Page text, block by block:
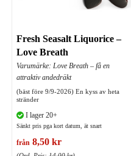
Fresh Seasalt Liquorice –
Love Breath
Varumärke: Love Breath – få en
attraktiv andedräkt
(bäst före 9/9-2026) En kyss av heta
stränder
I lager 20+
Sänkt pris pga kort datum, ät snart
från 8,50 kr